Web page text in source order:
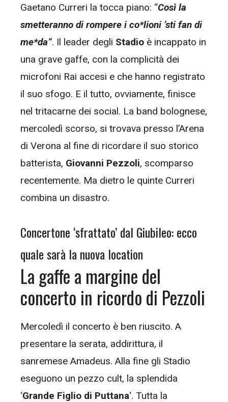
Gaetano Curreri la tocca piano: “Così la
smetteranno di rompere i co*lioni ‘sti fan di
me*da”. Il leader degli Stadio è incappato in
una grave gaffe, con la complicità dei
microfoni Rai accesi e che hanno registrato
il suo sfogo. E il tutto, ovviamente, finisce
nel tritacarne dei social. La band bolognese,
mercoledì scorso, si trovava presso l’Arena
di Verona al fine di ricordare il suo storico
batterista, Giovanni Pezzoli, scomparso
recentemente. Ma dietro le quinte Curreri
combina un disastro.
Concertone ‘sfrattato’ dal Giubileo: ecco
quale sarà la nuova location
La gaffe a margine del
concerto in ricordo di Pezzoli
Mercoledì il concerto è ben riuscito. A
presentare la serata, addirittura, il
sanremese Amadeus. Alla fine gli Stadio
eseguono un pezzo cult, la splendida
‘Grande Figlio di Puttana‘. Tutta la